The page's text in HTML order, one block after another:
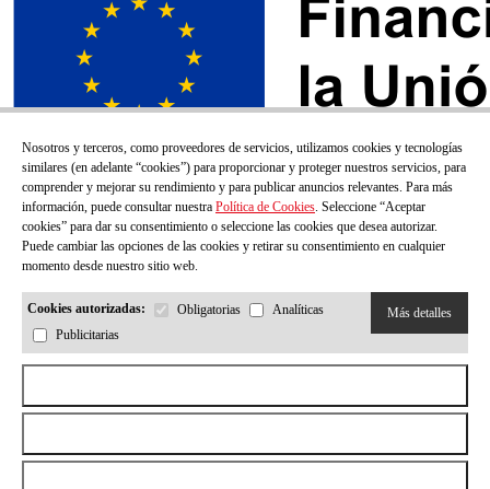
¡SUSCRÍBETE A NUESTRO BOLETÍN!
Correo electrónico
Nosotros y terceros, como proveedores de servicios, utilizamos cookies y tecnologías
similares (en adelante “cookies”) para proporcionar y proteger nuestros servicios, para
comprender y mejorar su rendimiento y para publicar anuncios relevantes. Para más
información, puede consultar nuestra Política de Cookies. Seleccione “Aceptar
cookies” para dar su consentimiento o seleccione las cookies que desea autorizar.
Puede cambiar las opciones de las cookies y retirar su consentimiento en cualquier
momento desde nuestro sitio web.
Cookies autorizadas: Obligatorias
Analíticas
Publicitarias
Más detalles